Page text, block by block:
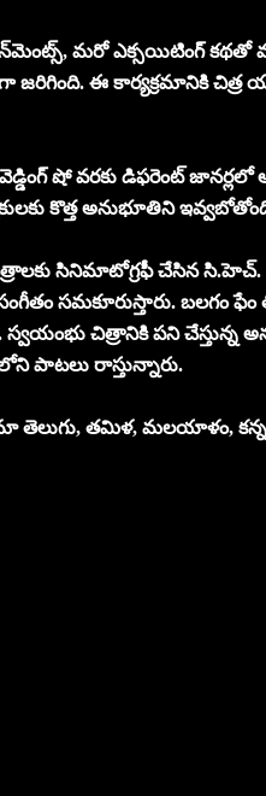
మరో ఎక్సయిటింగ్ కథతో
ఈ కార్యక్రమానికి చిత్ర
షో వరకు డిఫరెంట్ జానర్లలో
కొత్త అనుభూతిని
సినిమాటోగ్రఫీ చేసిన సి.హెచ్.
సమకూరుస్తారు. బలగం ఫేం
స్వయంభు చిత్రానికి పని చేస్తున్న
పాటలు రాస్తున్నారు.
తెలుగు, తమిళ, మలయాళం,